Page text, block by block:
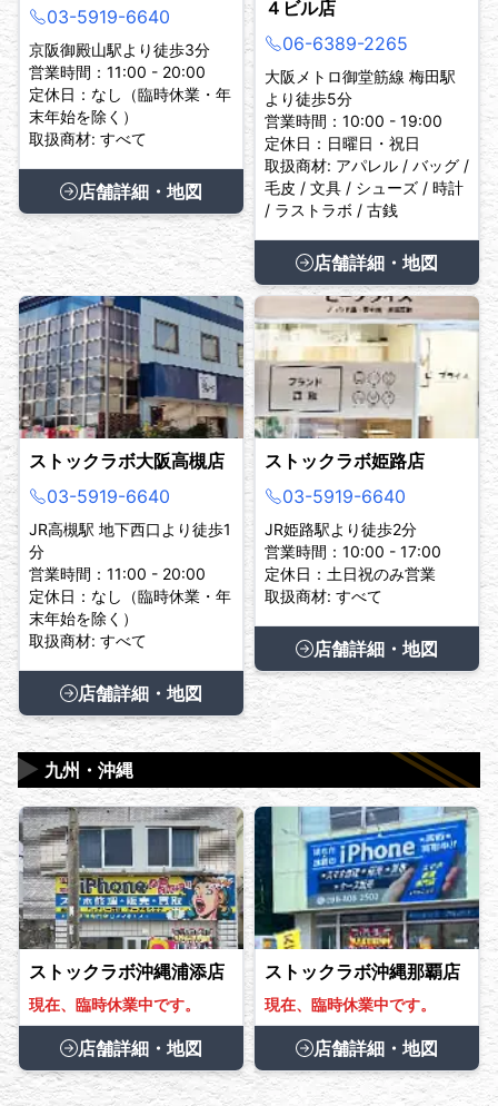
03-5919-6640
京阪御殿山駅より徒歩3分
営業時間：11:00 - 20:00
定休日：なし（臨時休業・年
末年始を除く）
取扱商材: すべて
店舗詳細・地図
４ビル店
06-6389-2265
大阪メトロ御堂筋線 梅田駅
より徒歩5分
営業時間：10:00 - 19:00
定休日：日曜日・祝日
取扱商材: アパレル / バッグ /
毛皮 / 文具 / シューズ / 時計
/ ラストラボ / 古銭
店舗詳細・地図
ストックラボ大阪高槻店
03-5919-6640
JR高槻駅 地下西口より徒歩1
分
営業時間：11:00 - 20:00
定休日：なし（臨時休業・年
末年始を除く）
取扱商材: すべて
店舗詳細・地図
ストックラボ姫路店
03-5919-6640
JR姫路駅より徒歩2分
営業時間：10:00 - 17:00
定休日：土日祝のみ営業
取扱商材: すべて
店舗詳細・地図
九州・沖縄
▶
ストックラボ沖縄浦添店
現在、臨時休業中です。
店舗詳細・地図
ストックラボ沖縄那覇店
現在、臨時休業中です。
店舗詳細・地図